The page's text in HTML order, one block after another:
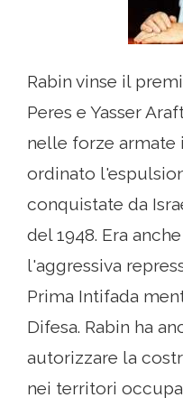
Rabin vinse il
Peres e Yasser
nelle forze armate
ordinato
conquistate da
del 1948. Era
l'aggressiva
Prima Intifada
Difesa. Rabin ha
autorizzare la
nei territori